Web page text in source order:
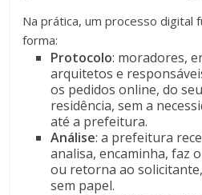
Na prática, um processo digital
forma:
Protocolo: moradores,
arquitetos e
os pedidos online, do
residência, sem a
até a prefeitura.
Análise: a prefeitura
analisa, encaminha, faz
ou retorna ao
sem papel.